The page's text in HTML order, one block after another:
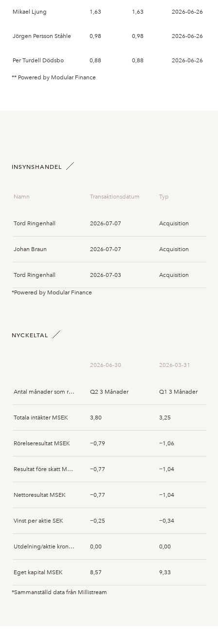
Mikael Ljung 1,63 1,63 2026-06-26
Jörgen Persson Ståhle 0,98 0,98 2026-06-26
Per Turdell Dödsbo 0,88 0,88 2026-06-26
** Powered by Modular Finance
INSYNSHANDEL
Namn Transaktionsdatum Typ
Tord Ringenhall 2026-07-07 Acquisition
Johan Braun 2026-07-07 Acquisition
Tord Ringenhall 2026-07-03 Acquisition
Henrik Hemark 2025-09-02 Acquisition
Johansson, Per Nicklas 2025-08-07 Acquisition
Johansson, Per Nicklas 2025-08-06 Acquisition
Johansson, Per Nicklas 2025-08-05 Acquisition
Johansson, Per Nicklas 2025-08-04 Acquisition
Tord Ringenhall 2025-07-29 Acquisition
Johansson, Per Nicklas 2025-07-25 Acquisition
Johansson, Per Nicklas 2025-07-23 Acquisition
*Powered by Modular Finance
NYCKELTAL
2026-06-30 2026-03-31
Antal månader som rapporten avser Q2 3 Månader Q1 3 Månader
Totala intäkter MSEK 3,80 3,25
Rörelseresultat MSEK −0,79 −1,06
Resultat före skatt MSEK −0,77 −1,04
Nettoresultat MSEK −0,77 −1,04
Vinst per aktie SEK −0,25 −0,34
Utdelning/aktie kronor SEK 0,00 0,00
Eget kapital MSEK 8,57 9,33
*Sammanställd data från Millistream